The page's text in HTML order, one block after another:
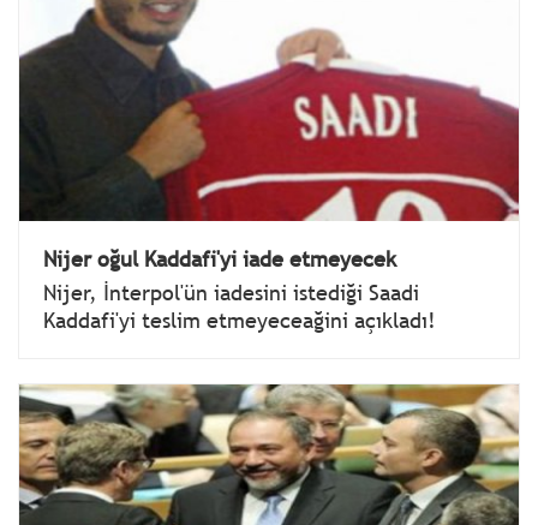
Nijer oğul Kaddafi'yi iade etmeyecek
Nijer, İnterpol'ün iadesini istediği Saadi
Kaddafi'yi teslim etmeyeceağini açıkladı!